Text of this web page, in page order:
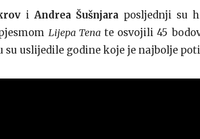
iAndrea Šušnjara posljednji su
Lijepa Tenate osvojili 45
su uslijedile godine koje je najbolje